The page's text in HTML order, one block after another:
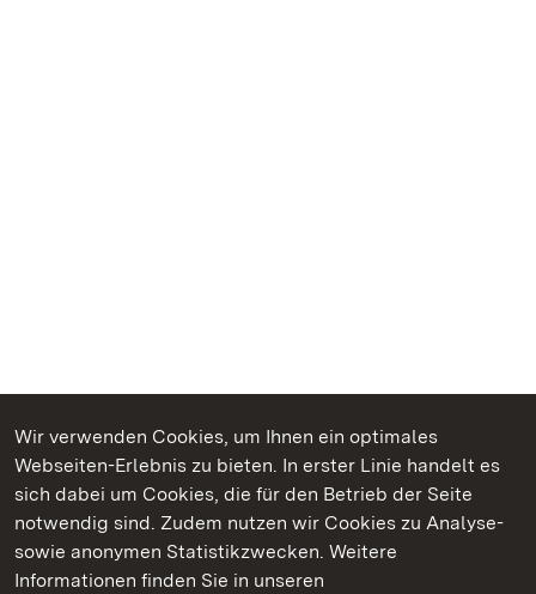
Wir verwenden Cookies, um Ihnen ein optimales
Webseiten-Erlebnis zu bieten. In erster Linie handelt es
sich dabei um Cookies, die für den Betrieb der Seite
notwendig sind. Zudem nutzen wir Cookies zu Analyse-
sowie anonymen Statistikzwecken. Weitere
Informationen finden Sie in unseren
Kommen. Staunen. Genießen.